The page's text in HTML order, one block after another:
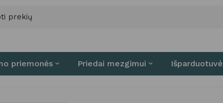
priemonės Priedai mezgimui Išparduotuvė